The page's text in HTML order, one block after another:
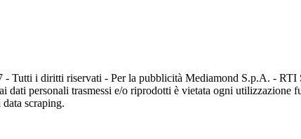
Tutti i diritti riservati - Per la pubblicità Mediamond S.p.A. - RTI
dati personali trasmessi e/o riprodotti è vietata ogni utilizzazione
scraping.